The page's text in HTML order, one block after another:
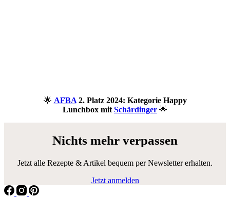
🌟 AFBA2. Platz 2024: Kategorie Happy
Lunchbox mitSchärdinger 🌟
Nichts mehr verpassen
Jetzt alle Rezepte & Artikel bequem per Newsletter erhalten.
Jetzt anmelden